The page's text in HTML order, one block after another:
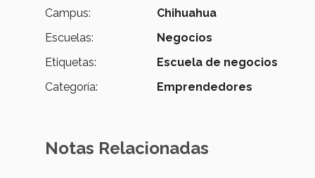
Campus:
Chihuahua
Escuelas:
Negocios
Etiquetas:
Escuela de negocios
Categoría:
Emprendedores
Notas Relacionadas